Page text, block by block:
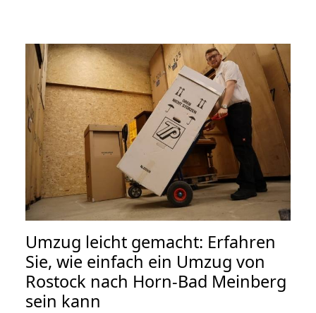
Umzug leicht gemacht: Erfahren
Sie, wie einfach ein Umzug von
Rostock nach Horn-Bad Meinberg
sein kann